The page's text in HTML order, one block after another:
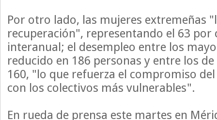
Por otro lado, las mujeres extremeñas
recuperación", representando el 63 por
interanual; el desempleo entre los
reducido en 186 personas y entre los
160, "lo que refuerza el compromiso
con los colectivos más vulnerables".
En rueda de prensa este martes en